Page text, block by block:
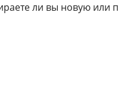
ли вы новую